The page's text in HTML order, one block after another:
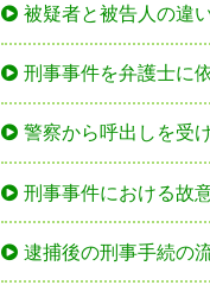
被疑者と被告人の違
刑事事件を弁護士に
警察から呼出しを受
刑事事件における故
逮捕後の刑事手続の